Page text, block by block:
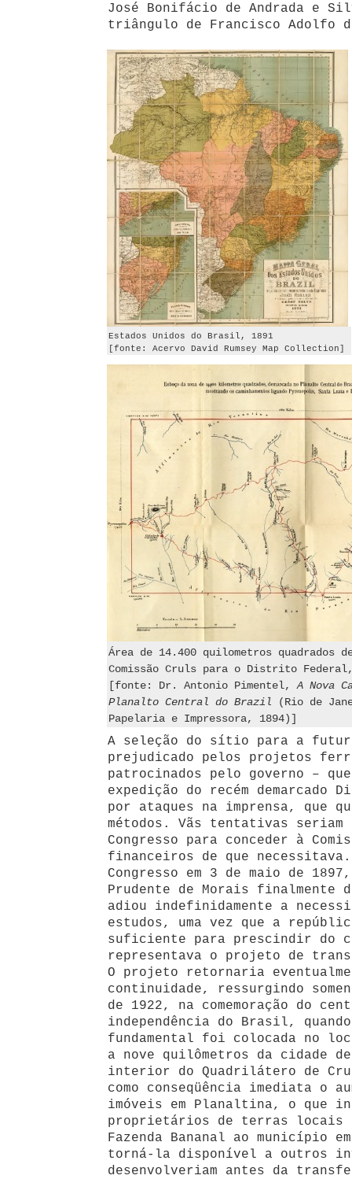
José Bonifácio de Andrada e
triângulo de Francisco Adolfo
Estados Unidos do Brasil, 1891
[fonte: Acervo David Rumsey Map Collection]
Área de 14.400 quilometros quadrados
Comissão Cruls para o Distrito
[fonte: Dr. Antonio Pimentel,A Nova
Planalto Central do Brazil (Rio de
Papelaria e Impressora, 1894)]
A seleção do sítio para a
prejudicado pelos projetos
patrocinados pelo governo –
expedição do recém
por ataques na imprensa, que
métodos. Vãs tentativas seriam
Congresso para conceder à
financeiros de que
Congresso em 3 de maio de
Prudente de Morais finalmente
adiou indefinidamente a
estudos, uma vez que a
suficiente para prescindir do
representava o projeto de
O projeto retornaria
continuidade, ressurgindo
de 1922, na comemoração do
independência do Brasil, quando
fundamental foi colocada no
a nove quilômetros da cidade
interior do Quadrilátero de
como conseqüência imediata o
imóveis em Planaltina, o que
proprietários de terras locais
Fazenda Bananal ao município
torná-la disponível a outros
desenvolveriam antes da